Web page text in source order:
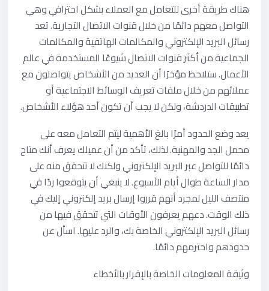
هناك طريقة أخرى للتعامل مع العملاء بشكل احترافي وهي
التواصل معهم دائمًا من خلال قنوات الاتصال التجارية. تعد
رسائل البريد الإلكتروني والمكالمات الهاتفية والمكالمات
الجماعية من أكثر قنوات الاتصال شيوعًا المستخدمة في عالم
الأعمال. ستلاحظ مؤخرًا أن العديد من الأشخاص يتواصلون مع
عملائهم من خلال ملفات تعريف الوسائط الاجتماعية أو
تطبيقات الدردشة، ولكن لا يجب أن تكون أحد هؤلاء الأشخاص.
يعد وضع الحدود أمرًا بالغ الأهمية ليتم التعامل معه على
محمل الجد والمهنية. لذلك، تأكد من أن عميلك يعرف أنك متاح
دائمًا للتواصل عبر البريد الإلكتروني ولكنك لا تتحقق منه على
مدار الساعة طوال أيام الأسبوع. لا ينبغي أن يتوقعوا ردًا في
منتصف الليل لمجرد أنهم قرروا إرسال بريد إلكتروني إليك في
ذلك الوقت. دعهم يعرفون الأوقات التي تتحقق فيها من
رسائل البريد الإلكتروني الخاصة بك، والرد عليها. اسأل عن
حدودهم واحترمهم دائمًا.
وثيقة‭ ‬المعلومات‭ ‬الخاصة‭ ‬بالإقرار‭ ‬بالأخطاء